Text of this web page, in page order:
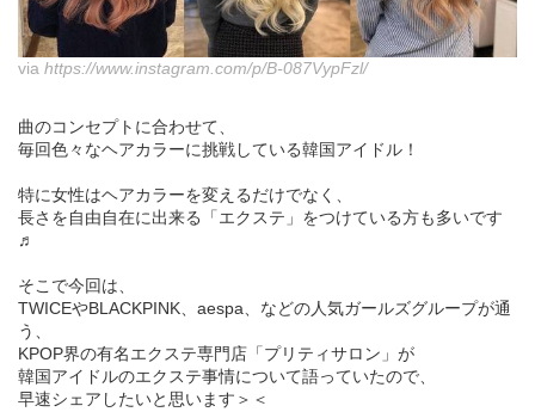
via https://www.instagram.com/p/B-087VypFzl/
曲のコンセプトに合わせて、
毎回色々なヘアカラーに挑戦している韓国アイドル！
特に女性はヘアカラーを変えるだけでなく、
長さを自由自在に出来る「エクステ」をつけている方も多いです
♬
そこで今回は、
TWICEやBLACKPINK、aespa、などの人気ガールズグループが通
う、
KPOP界の有名エクステ専門店「プリティサロン」が
韓国アイドルのエクステ事情について語っていたので、
早速シェアしたいと思います＞＜